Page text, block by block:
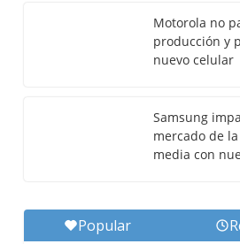
Motorola no
producción y
nuevo celular
Samsung
mercado de
media con
Popular